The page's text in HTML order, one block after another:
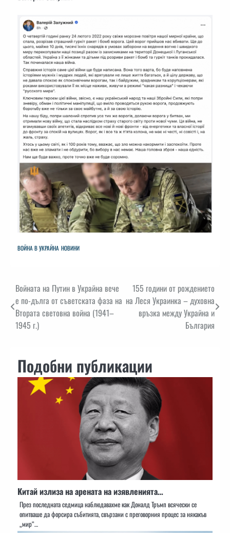
ВОЙНА В УКРАЙНА НОВИНИ
Навигация
Войната на Путин в Украйна вече
е по-дълга от съветската фаза на
Втората световна война (1941–
1945 г.)
155 години от рождението
на Леся Украинка – духовна
връзка между Украйна и
България
Подобни публикации
Китай излиза на арената на изявленията…
През последната седмица наблюдавахме как Доналд Тръмп всячески се
опитваше да форсира събитията, свързани с преговорния процес за някакъв
„мир“…